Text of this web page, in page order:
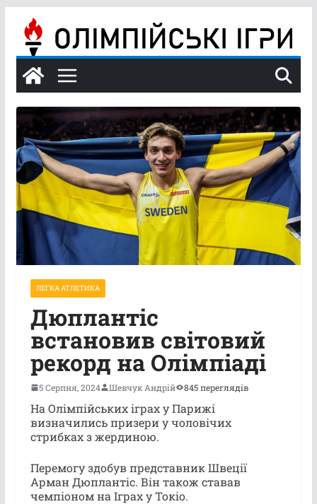
вмісту
ЛЕГКА АТЛЕТИКА
Дюплантіс
встановив світовий
рекорд на Олімпіаді
5 Серпня, 2024 Шевчук Андрій 845 переглядів
На Олімпійських іграх у Парижі
визначились призери у чоловічих
стрибках з жердиною.
Перемогу здобув представник Швеції
Арман Дюплантіс. Він також ставав
чемпіоном на Іграх у Токіо.